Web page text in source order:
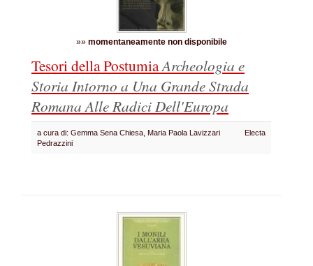
»» momentaneamente non disponibile
Tesori della PostumiaArcheologia e
Storia Intorno a Una Grande Strada
Romana Alle Radici Dell'Europa
a cura di: Gemma Sena Chiesa, Maria Paola Lavizzari
Pedrazzini
Electa